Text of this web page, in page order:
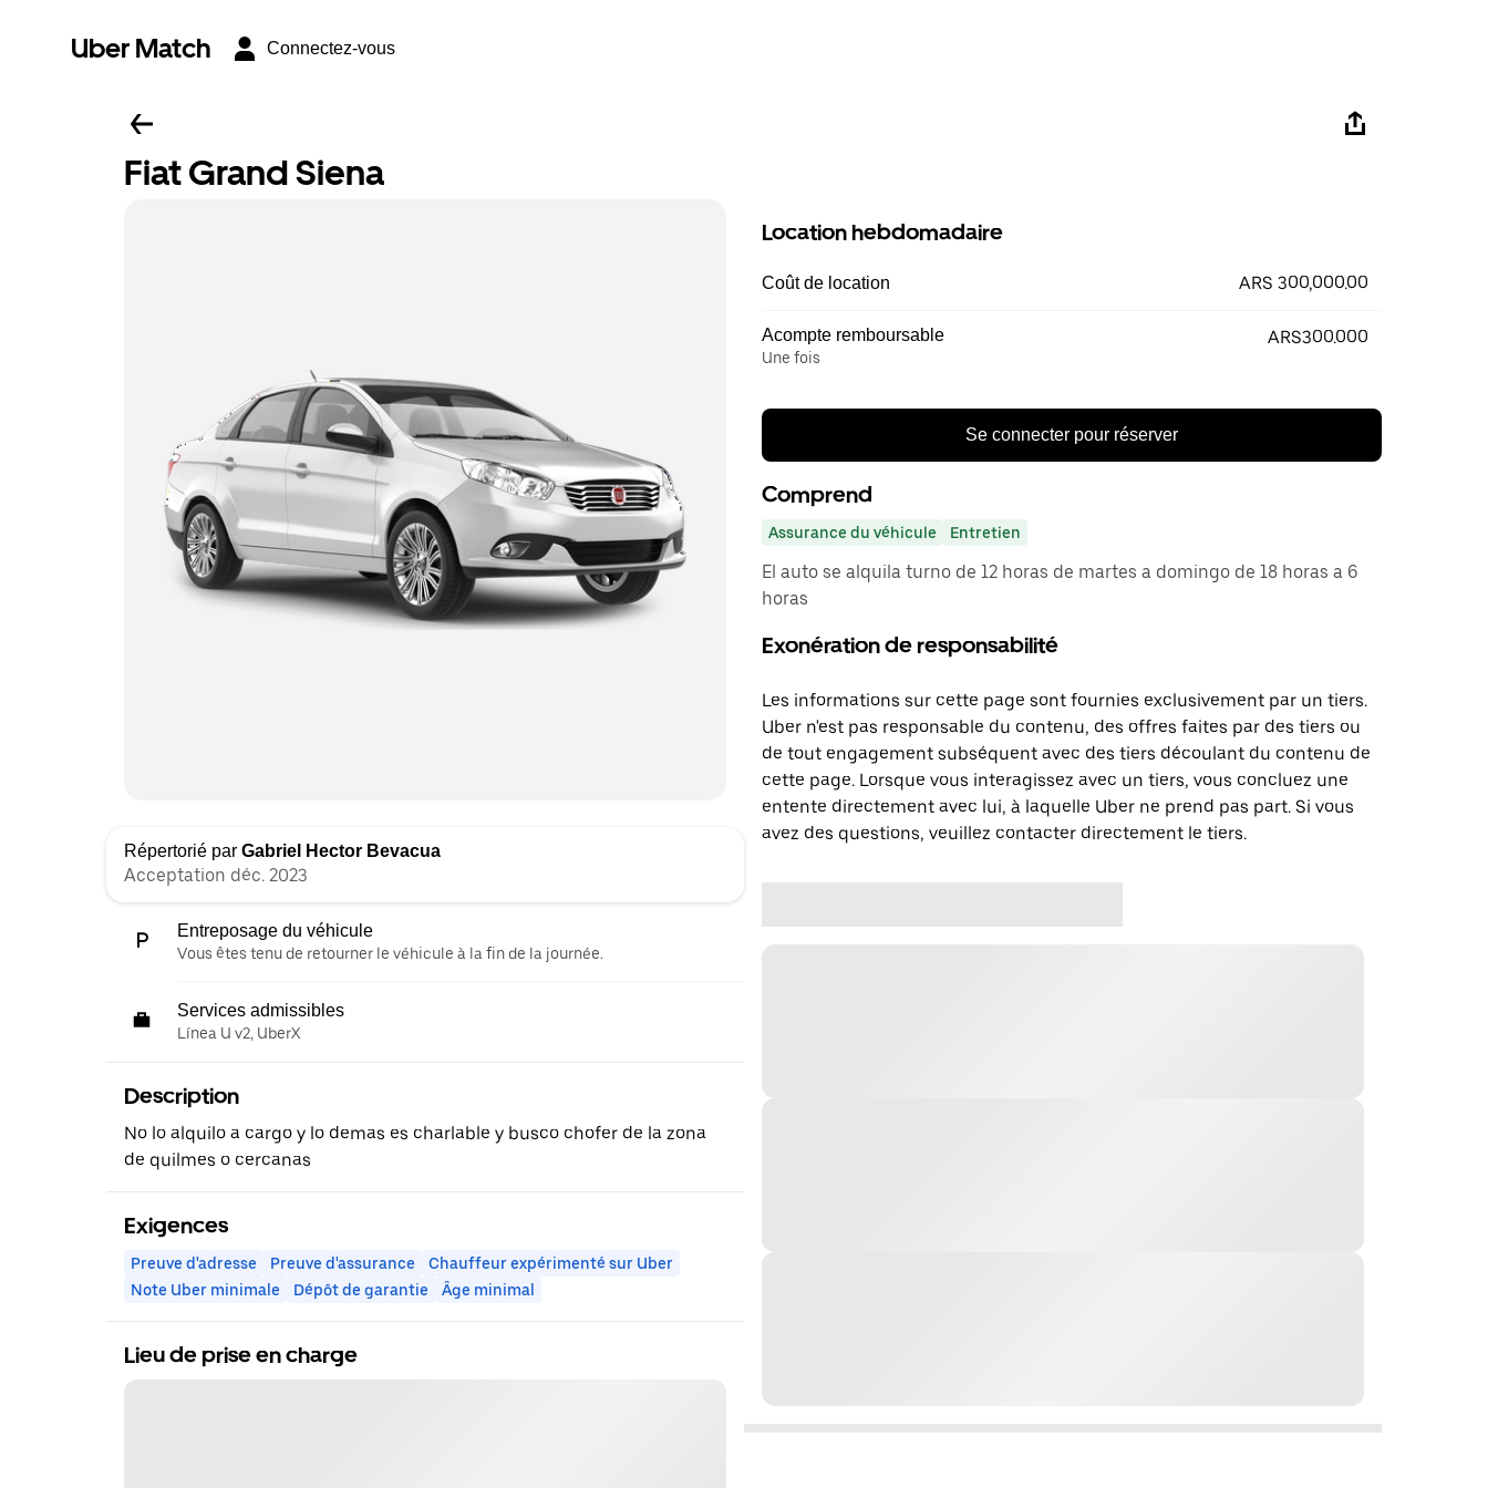
Uber Match Connectez-vous
Fiat Grand Siena
Répertorié par Gabriel Hector Bevacua
Acceptation déc. 2023
Entreposage du véhicule
Vous êtes tenu de retourner le véhicule à la fin de la journée.
Services admissibles
Línea U v2, UberX
Description
No lo alquilo a cargo y lo demas es charlable y busco chofer de la zona
de quilmes o cercanas
Exigences
Preuve d'adresse Preuve d'assurance
Chauffeur expérimenté sur Uber
Note Uber minimale
Dépôt de garantie Âge minimal
Lieu de prise en charge
Location hebdomadaire
Coût de location ARS 300,000.00
Acompte remboursable
Une fois
ARS300.000
Se connecter pour réserver
Comprend
Assurance du véhicule Entretien
El auto se alquila turno de 12 horas de martes a domingo de 18 horas a 6
horas
Exonération de responsabilité
Les informations sur cette page sont fournies exclusivement par un tiers.
Uber n'est pas responsable du contenu, des offres faites par des tiers ou
de tout engagement subséquent avec des tiers découlant du contenu de
cette page. Lorsque vous interagissez avec un tiers, vous concluez une
entente directement avec lui, à laquelle Uber ne prend pas part. Si vous
avez des questions, veuillez contacter directement le tiers.